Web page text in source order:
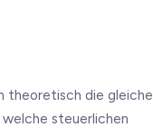
theoretisch die gleiche
steuerlichen